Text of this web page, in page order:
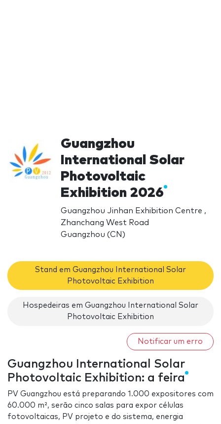
Guangzhou
International Solar
Photovoltaic
Exhibition 2026
Guangzhou Jinhan Exhibition Centre ,
Zhanchang West Road
Guangzhou (CN)
Stand em Guangzhou International Solar
Photovoltaic Exhibition
Hospedeiras em Guangzhou International Solar
Photovoltaic Exhibition
Notificar um erro
Guangzhou International Solar
Photovoltaic Exhibition: a feira
PV Guangzhou está preparando 1.000 expositores com
60.000 m², serão cinco salas para expor células
fotovoltaicas, PV projeto e do sistema, energia